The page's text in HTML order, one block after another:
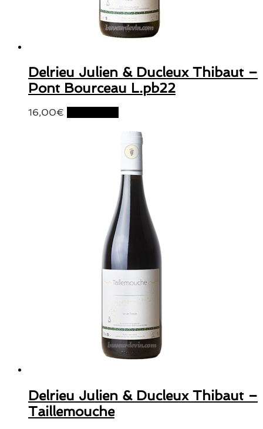
Delrieu Julien & Ducleux Thibaut –
Pont Bourceau L.pb22
16,00€
Delrieu Julien & Ducleux Thibaut –
Taillemouche